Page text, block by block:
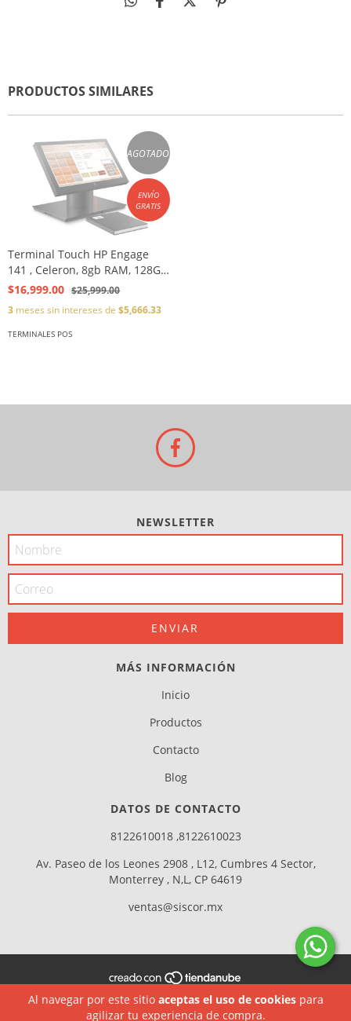
Al navegar por este sitio aceptas el uso de cookiespara
agilizar tu experiencia de compra.
PRODUCTOS SIMILARES
AGOTADO
ENVÍO
GRATIS
Terminal Touch HP Engage
141 , Celeron, 8gb RAM, 128GB
SSD, Windows 10 IoT, Super
$16,999.00 $25,999.00
3 meses sin intereses de $5,666.33
TERMINALES POS
NEWSLETTER
MÁS INFORMACIÓN
Inicio
Productos
Contacto
Blog
DATOS DE CONTACTO
8122610018 ,8122610023
Av. Paseo de los Leones 2908 , L12, Cumbres 4 Sector,
Monterrey , N,L, CP 64619
ventas@siscor.mx
COPYRIGHT SISCOR - 2026. TODOS LOS DERECHOS RESERVADOS.